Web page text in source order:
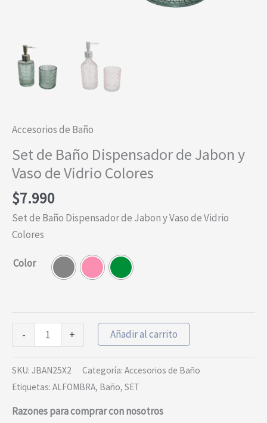
Accesorios de Baño
Set de Baño Dispensador de Jabon y
Vaso de Vidrio Colores
$7.990
Set de Baño Dispensador de Jabon y Vaso de Vidrio
Colores
Color
-
de
Baño
Dispensador
Jabon
+ Añadir al carrito
SKU: JBAN25X2 Categoría: Accesorios de Baño
Etiquetas: ALFOMBRA, Baño, SET
Razones para comprar con nosotros